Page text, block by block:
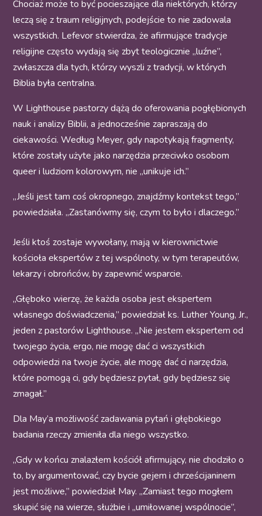
Chociaż może to być pocieszające dla niektórych, którzy
leczą się z traum religijnych, podejście to nie zadowala
wszystkich. Lefevor stwierdza, że afirmujące tradycje
religijne często wydają się zbyt teologicznie „luźne”,
zwłaszcza dla tych, którzy wyszli z tradycji, w których
Biblia była centralna.
W Lighthouse pastorzy dążą do oferowania pogłębionych
nauk i analizy Biblii, a jednocześnie zapraszają do
ciekawości. Według Meyer, gdy napotykają fragmenty,
które zostały użyte jako narzędzia przeciwko osobom
queer i ludziom kolorowym, nie „unikuje ich.”
„Jeśli jest tam coś okropnego, znajdźmy kontekst tego,”
powiedziała. „Zastanówmy się, czym to było i dlaczego.”
Jeśli ktoś zostaje wywołany, mają w kierownictwie
kościoła ekspertów z tej wspólnoty, w tym terapeutów,
lekarzy i obrońców, by zapewnić wsparcie.
„Głęboko wierzę, że każda osoba jest ekspertem
własnego doświadczenia,” powiedział ks. Luther Young, Jr.,
jeden z pastorów Lighthouse. „Nie jestem ekspertem od
twojego życia, ergo, nie mogę dać ci wszystkich
odpowiedzi na twoje życie, ale mogę dać ci narzędzia,
które pomogą ci, gdy będziesz pytał, gdy będziesz się
zmagał.”
Dla May’a możliwość zadawania pytań i głębokiego
badania rzeczy zmieniła dla niego wszystko.
„Gdy w końcu znalazłem kościół afirmujący, nie chodziło o
to, by argumentować, czy bycie gejem i chrześcijaninem
jest możliwe,” powiedział May. „Zamiast tego mogłem
skupić się na wierze, służbie i „umiłowanej wspólnocie”,